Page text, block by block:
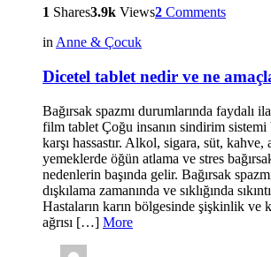
1 Shares3.9k Views2 Comments
in Anne & Çocuk
Dicetel tablet nedir ve ne
Bağırsak spazmı durumlarında faydalı
film tablet Çoğu insanın sindirim sistemi
karşı hassastır. Alkol, sigara, süt, kahve,
yemeklerde öğün atlama ve stres
nedenlerin başında gelir. Bağırsak
dışkılama zamanında ve sıklığında
Hastaların karın bölgesinde şişkinlik ve
ağrısı […] More